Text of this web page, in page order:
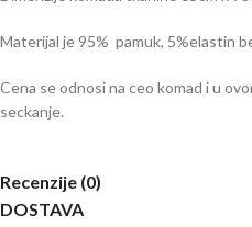
Materijal je 95% pamuk, 5%elastin
Cena se odnosi na ceo komad i u
seckanje.
Recenzije (0)
DOSTAVA